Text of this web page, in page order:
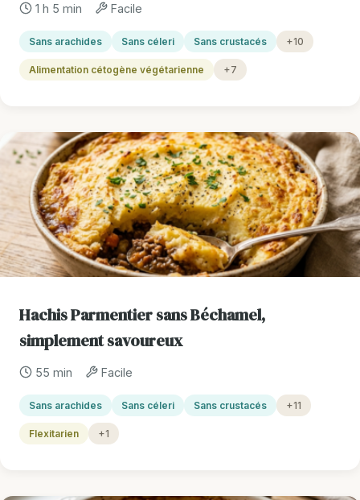
1 h 5 min Facile
Sans arachides Sans céleri Sans crustacés +10
Alimentation cétogène végétarienne +7
Hachis Parmentier sans Béchamel,
simplement savoureux
55 min Facile
Sans arachides Sans céleri Sans crustacés +11
Flexitarien +1